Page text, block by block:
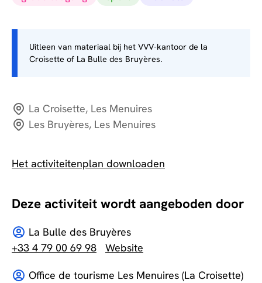
Uitleen van materiaal bij het VVV-kantoor de la
Croisette of La Bulle des Bruyères.
La Croisette, Les Menuires
Les Bruyères, Les Menuires
Het activiteitenplan downloaden
Deze activiteit wordt aangeboden door
La Bulle des Bruyères
+33 4 79 00 69 98
Website
Office de tourisme Les Menuires (La Croisette)